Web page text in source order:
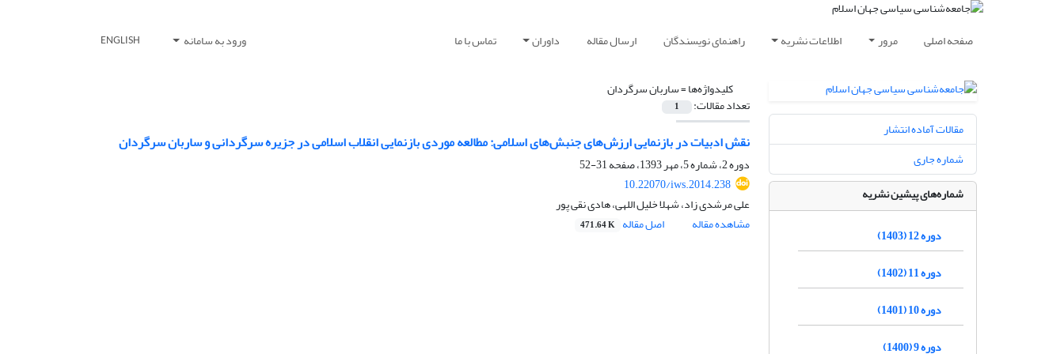
صفحه اصلی مرور اطلاعات نشریه راهنمای نویسندگان ارسال مقاله داوران تماس با ما ورود به سامانه ENGLISH
کلیدواژه‌ها =ساربان سرگردان
تعداد مقالات: 1
نقش ادبیات در بازنمایی ارزش‌های جنبش‌های اسلامی: مطالعه موردی بازنمایی انقلاب اسلامی در جزیره سرگردانی و ساربان سرگردان
دوره 2، شماره 5، مهر 1393، صفحه
31-52
10.22070/iws.2014.238
علی مرشدی زاد، شهلا خلیل اللهی، هادی نقی پور
مشاهده مقاله
اصل مقاله 471.64 K
مقالات آماده انتشار
شماره جاری
شماره‌های پیشین نشریه
دوره 12 (1403)
دوره 11 (1402)
دوره 10 (1401)
دوره 9 (1400)